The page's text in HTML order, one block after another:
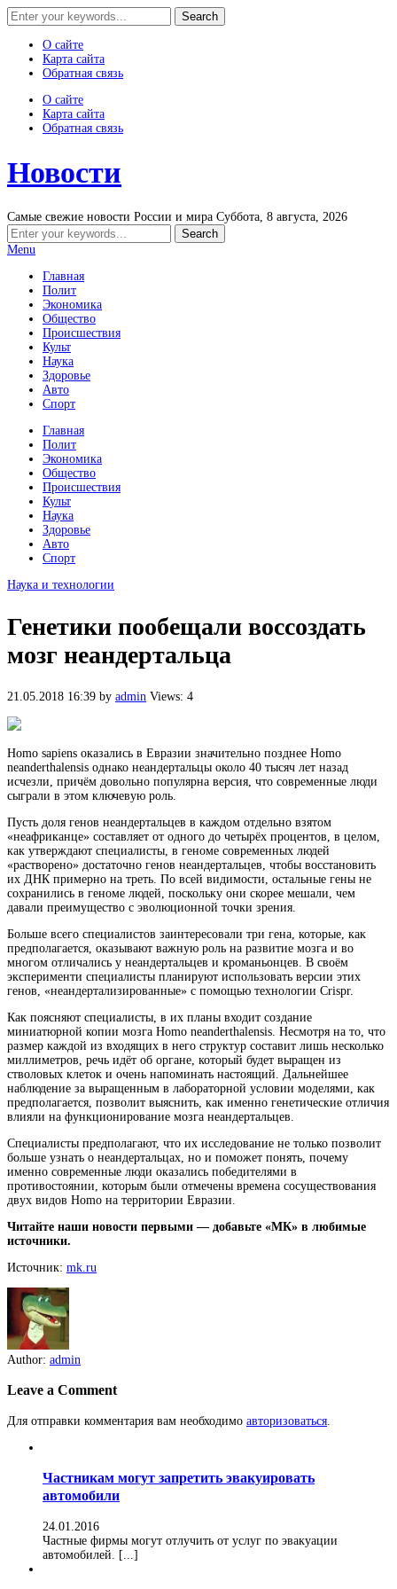
О сайте
Карта сайта
Обратная связь
О сайте
Карта сайта
Обратная связь
Новости
Самые свежие новости России и мира Суббота, 8 августа, 2026
Menu
Главная
Полит
Экономика
Общество
Происшествия
Культ
Наука
Здоровье
Авто
Спорт
Главная
Полит
Экономика
Общество
Происшествия
Культ
Наука
Здоровье
Авто
Спорт
Наука и технологии
Генетики пообещали воссоздать
мозг неандертальца
21.05.2018 16:39 by admin Views: 4
Homo sapiens оказались в Евразии значительно позднее Homo
neanderthalensis однако неандертальцы около 40 тысяч лет назад
исчезли, причём довольно популярна версия, что современные люди
сыграли в этом ключевую роль.
Пусть доля генов неандертальцев в каждом отдельно взятом
«неафриканце» составляет от одного до четырёх процентов, в целом,
как утверждают специалисты, в геноме современных людей
«растворено» достаточно генов неандертальцев, чтобы восстановить
их ДНК примерно на треть. По всей видимости, остальные гены не
сохранились в геноме людей, поскольку они скорее мешали, чем
давали преимущество с эволюционной точки зрения.
Больше всего специалистов заинтересовали три гена, которые, как
предполагается, оказывают важную роль на развитие мозга и во
многом отличались у неандертальцев и кроманьонцев. В своём
эксперименти специалисты планируют использовать версии этих
генов, «неандертализированные» с помощью технологии Crispr.
Как поясняют специалисты, в их планы входит создание
миниатюрной копии мозга Homo neanderthalensis. Несмотря на то, что
размер каждой из входящих в него структур составит лишь несколько
миллиметров, речь идёт об органе, который будет выращен из
стволовых клеток и очень напоминать настоящий. Дальнейшее
наблюдение за выращенным в лабораторной условии моделями, как
предполагается, позволит выяснить, как именно генетические отличия
влияли на функционирование мозга неандертальцев.
Специалисты предполагают, что их исследование не только позволит
больше узнать о неандертальцах, но и поможет понять, почему
именно современные люди оказались победителями в
противостоянии, которым были отмечены времена сосуществования
двух видов Homo на территории Евразии.
Читайте наши новости первыми — добавьте «МК» в любимые
источники.
Источник: mk.ru
Author: admin
Leave a Comment
Для отправки комментария вам необходимо авторизоваться
Частникам могут запретить эвакуировать
автомобили
24.01.2016
Частные фирмы могут отлучить от услуг по эвакуации
автомобилей. [...]